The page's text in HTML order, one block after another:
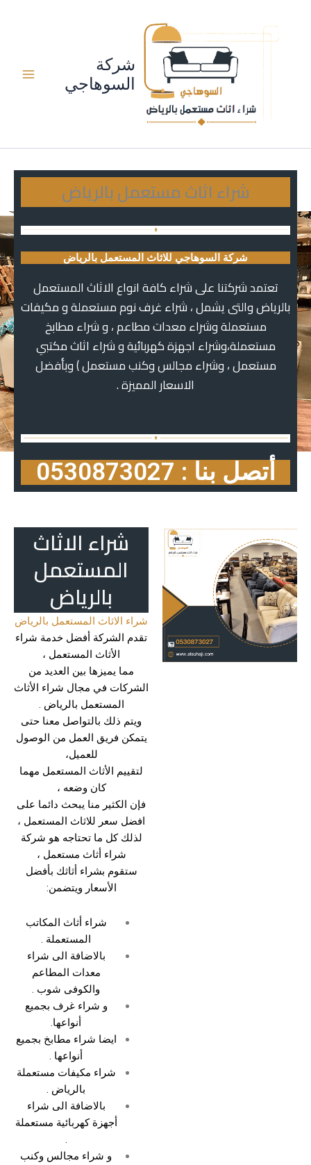
المحتوى
شركة
السوهاجي
شراء اثاث مستعمل بالرياض
شركة السوهاجي للاثاث المستعمل بالرياض
تعتمد شركتنا على شراء كافة انواع الاثاث المستعمل
بالرياض والتى يشمل ، شراء غرف نوم مستعملة و مكيفات
مستعملة وشراء معدات مطاعم ، و شراء مطابخ
مستعملة،وشراء اجهزة كهربائية و شراء اثاث مكتبي
مستعمل ، وشراء مجالس وكنب مستعمل ) وبأفضل
الاسعار المميزة .
أتصل بنا : 0530873027
شراء الاثاث
المستعمل
بالرياض
شراء الاثاث المستعمل بالرياض
تقدم الشركة أفضل خدمة شراء
الأثاث المستعمل ،
مما يميزها بين العديد من
الشركات في مجال شراء الأثاث
المستعمل بالرياض .
ويتم ذلك بالتواصل معنا حتى
يتمكن فريق العمل من الوصول
للعميل،
لتقييم الأثاث المستعمل مهما
كان وضعه ،
فإن الكثير منا يبحث دائما على
افضل سعر للاثاث المستعمل ،
لذلك كل ما تحتاجه هو شركة
شراء أثاث مستعمل ،
ستقوم بشراء أثاثك بأفضل
الأسعار ويتضمن:
شراء أثاث المكاتب
المستعملة .
بالاضافة الى شراء
معدات المطاعم
والكوفى شوب .
و شراء غرف بجميع
أنواعها.
ايضا شراء مطابخ بجميع
أنواعها .
شراء مكيفات مستعملة
بالرياض .
بالاضافة الى شراء
أجهزة كهربائية مستعملة
.
و شراء مجالس وكنب